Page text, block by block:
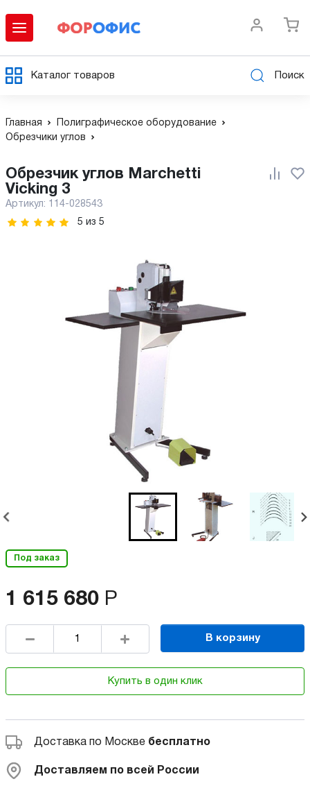
Каталог товаров Поиск
Главная
Полиграфическое оборудование
Обрезчики углов
Обрезчик углов Marchetti
Vicking 3
Артикул: 114-028543
5 из 5
Под заказ
1 615 680 Р
В корзину
Купить в один клик
Доставка по Москве бесплатно
Доставляем по всей России